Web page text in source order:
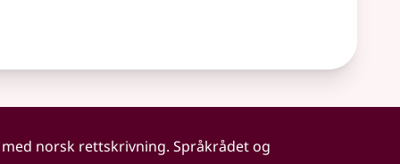
norsk rettskrivning. Språkrådet og